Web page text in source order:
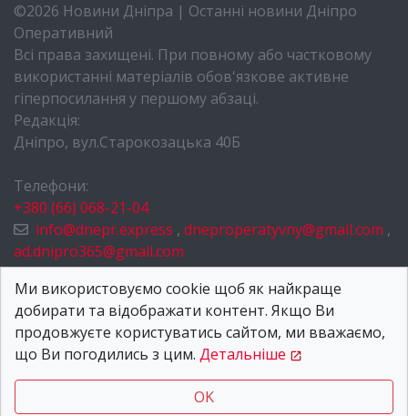
©2026 Новини Дніпра | Останні новини Дніпро
Оперативний
Всі права захищені. При повному або частковому
використанні матеріалів обов'язкове активне
гіперпосилання у першому абзаці.
Редакція:
Дніпро, вул.Старокозацька 40Б
Телефони:
+380 (66) 068-21-04
info@dnepr.express , dneproperatyvny@gmail.com ,
ad.dnipro365@gmail.com
НОВИНИ ДНІПРА
ПРО НАС
КОНТАКТИ
Ми використовуємо cookie щоб як найкраще
добирати та відображати контент. Якщо Ви
продовжуєте користуватись сайтом, ми вважаємо,
що Ви погодились з цим. Детальніше
OK